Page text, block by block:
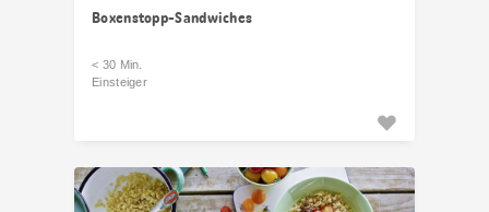
Boxenstopp-Sandwiches
< 30 Min.
Einsteiger